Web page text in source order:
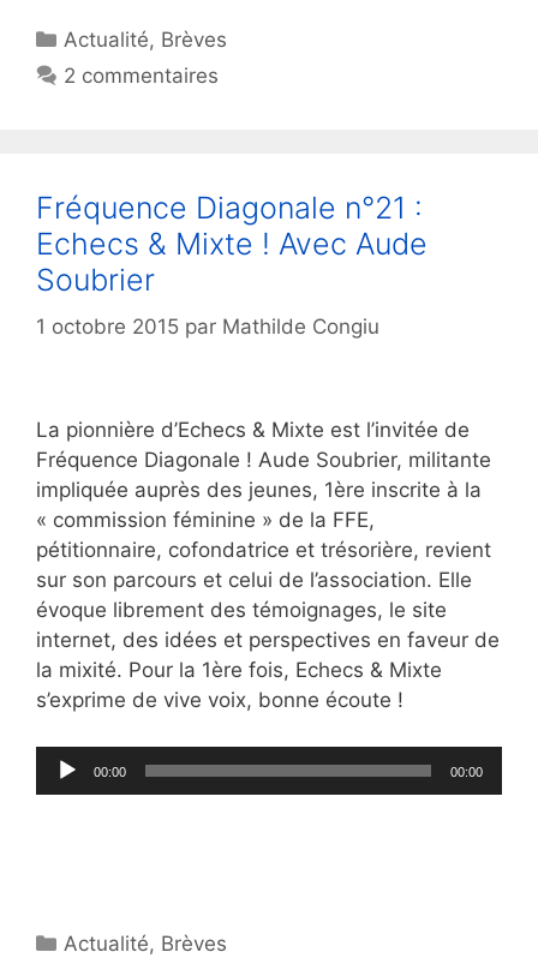
Catégories
Actualité, Brèves
2 commentaires
Fréquence Diagonale n°21 :
Echecs & Mixte ! Avec Aude
Soubrier
1 octobre 2015 par Mathilde Congiu
La pionnière d’Echecs & Mixte est l’invitée de
Fréquence Diagonale ! Aude Soubrier, militante
impliquée auprès des jeunes, 1ère inscrite à la
« commission féminine » de la FFE,
pétitionnaire, cofondatrice et trésorière, revient
sur son parcours et celui de l’association. Elle
évoque librement des témoignages, le site
internet, des idées et perspectives en faveur de
la mixité. Pour la 1ère fois, Echecs & Mixte
s’exprime de vive voix, bonne écoute !
Lecteur
audio
00:00 00:00
Catégories
Actualité, Brèves